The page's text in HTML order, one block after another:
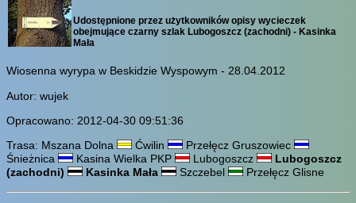
Udostępnione przez użytkowników opisy wycieczek
obejmujące czarny szlak Lubogoszcz (zachodni) - Kasinka
Mała
Wiosenna wyrypa w Beskidzie Wyspowym - 28.04.2012
Autor: wujek
Opracowano: 2012-04-30 09:51:36
Trasa: Mszana Dolna
Ćwilin
Przełęcz Gruszowiec
Śnieżnica
Kasina Wielka PKP Lubogoszcz
Lubogoszcz
(zachodni)
Kasinka Mała Szczebel Przełęcz Glisne